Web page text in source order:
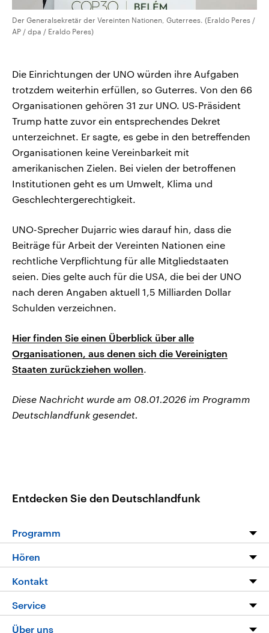
Der Generalsekretär der Vereinten Nationen, Guterrees. (Eraldo Peres /
AP / dpa / Eraldo Peres)
Die Einrichtungen der UNO würden ihre Aufgaben
trotzdem weiterhin erfüllen, so Guterres. Von den 66
Organisationen gehören 31 zur UNO. US-Präsident
Trump hatte zuvor ein entsprechendes Dekret
unterzeichnet. Er sagte, es gebe in den betreffenden
Organisationen keine Vereinbarkeit mit
amerikanischen Zielen. Bei vielen der betroffenen
Institutionen geht es um Umwelt, Klima und
Geschlechtergerechtigkeit.
UNO-Sprecher Dujarric wies darauf hin, dass die
Beiträge für Arbeit der Vereinten Nationen eine
rechtliche Verpflichtung für alle Mitgliedstaaten
seien. Dies gelte auch für die USA, die bei der UNO
nach deren Angaben aktuell 1,5 Milliarden Dollar
Schulden verzeichnen.
Hier finden Sie einen Überblick über alle
Organisationen, aus denen sich die Vereinigten
Staaten zurückziehen wollen.
Diese Nachricht wurde am 08.01.2026 im Programm
Deutschlandfunk gesendet.
Entdecken Sie den Deutschlandfunk
Programm
Programm
Die Nachrichten
Nachrichtenleicht
Neue Beiträge auf dlf.de
Hören
Livestream
Podcasts
Kontakt
Hörerservice
Service
FAQ
Über uns